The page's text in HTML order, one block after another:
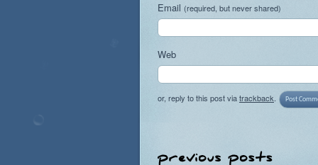
Email (required, but never shared)
Web
or, reply to this post viatrackback